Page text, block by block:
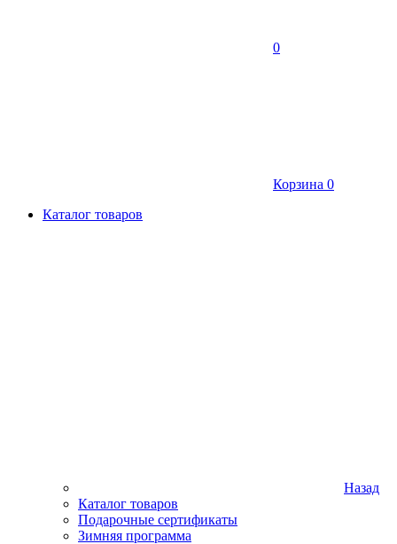
0
Корзина 0
Каталог товаров
Назад
Каталог товаров
Подарочные сертификаты
Зимняя программа